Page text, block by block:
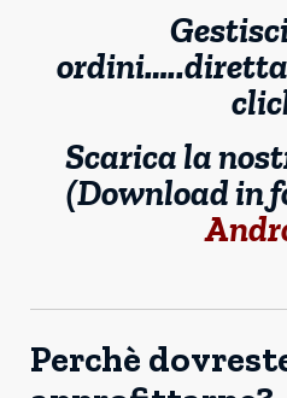
Scarica la
(Download in
Perchè